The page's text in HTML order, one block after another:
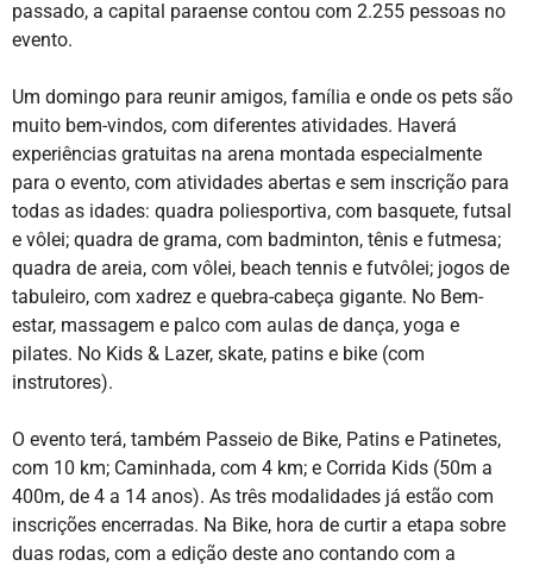
passado, a capital paraense contou com 2.255 pessoas no
evento.
Um domingo para reunir amigos, família e onde os pets são
muito bem-vindos, com diferentes atividades. Haverá
experiências gratuitas na arena montada especialmente
para o evento, com atividades abertas e sem inscrição para
todas as idades: quadra poliesportiva, com basquete, futsal
e vôlei; quadra de grama, com badminton, tênis e futmesa;
quadra de areia, com vôlei, beach tennis e futvôlei; jogos de
tabuleiro, com xadrez e quebra-cabeça gigante. No Bem-
estar, massagem e palco com aulas de dança, yoga e
pilates. No Kids & Lazer, skate, patins e bike (com
instrutores).
O evento terá, também Passeio de Bike, Patins e Patinetes,
com 10 km; Caminhada, com 4 km; e Corrida Kids (50m a
400m, de 4 a 14 anos). As três modalidades já estão com
inscrições encerradas. Na Bike, hora de curtir a etapa sobre
duas rodas, com a edição deste ano contando com a